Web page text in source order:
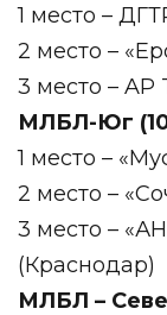
1 место –
2 место –
3 место – AP
МЛБЛ-Юг
1 место –
2 место –
3 место –
(Краснодар)
МЛБЛ –